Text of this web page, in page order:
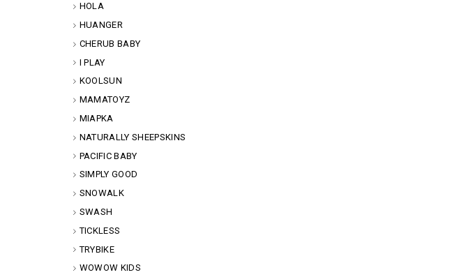
HOLA
HUANGER
CHERUB BABY
I PLAY
KOOLSUN
MAMATOYZ
MIAPKA
NATURALLY SHEEPSKINS
PACIFIC BABY
SIMPLY GOOD
SNOWALK
SWASH
TICKLESS
TRYBIKE
WOWOW KIDS